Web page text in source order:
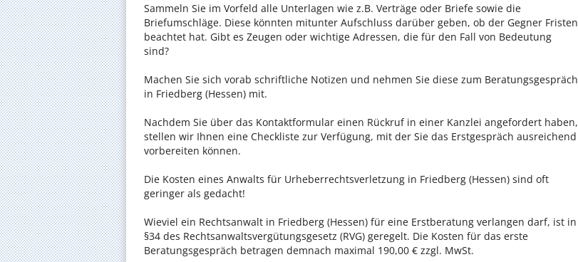
Sammeln Sie im Vorfeld alle Unterlagen wie z.B. Verträge oder Briefe sowie die
Briefumschläge. Diese könnten mitunter Aufschluss darüber geben, ob der Gegner Fristen
beachtet hat. Gibt es Zeugen oder wichtige Adressen, die für den Fall von Bedeutung
sind?
Machen Sie sich vorab schriftliche Notizen und nehmen Sie diese zum Beratungsgespräch
in Friedberg (Hessen) mit.
Nachdem Sie über das Kontaktformular einen Rückruf in einer Kanzlei angefordert haben,
stellen wir Ihnen eine Checkliste zur Verfügung, mit der Sie das Erstgespräch ausreichend
vorbereiten können.
Die Kosten eines Anwalts für Urheberrechtsverletzung in Friedberg (Hessen) sind oft
geringer als gedacht!
Wieviel ein Rechtsanwalt in Friedberg (Hessen) für eine Erstberatung verlangen darf, ist in
§34 des Rechtsanwaltsvergütungsgesetz (RVG) geregelt. Die Kosten für das erste
Beratungsgespräch betragen demnach maximal 190,00 € zzgl. MwSt.